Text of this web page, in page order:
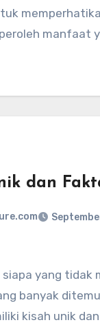
manfaat
dan
siapa yang tidak
banyak
kisah unik